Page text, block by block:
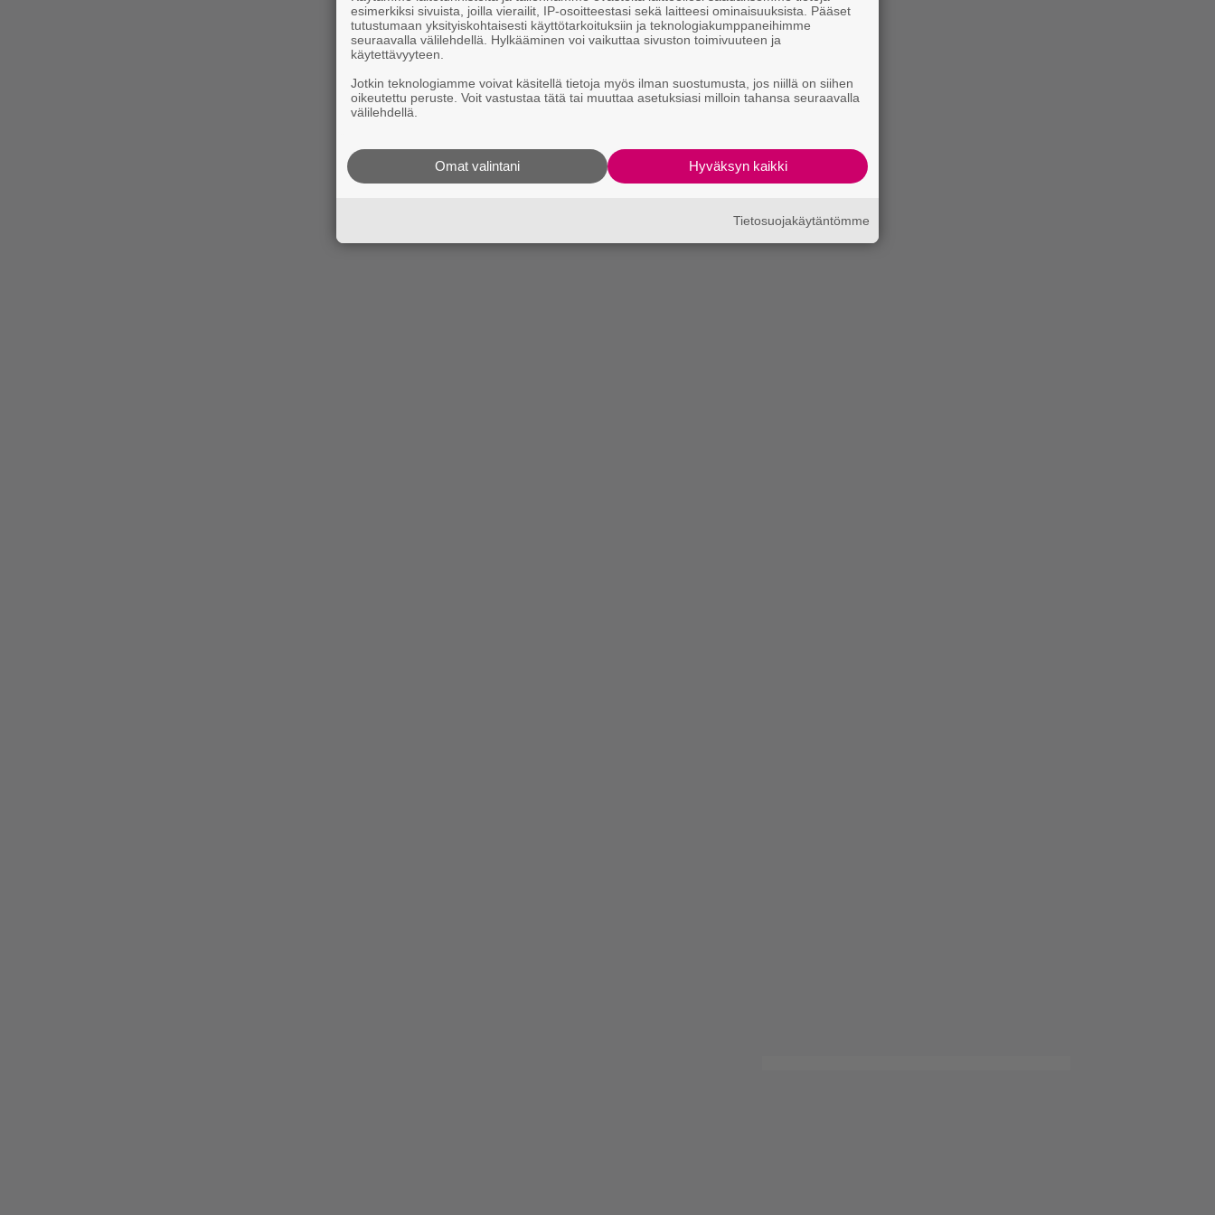
esimerkiksi sivuista, joilla vierailit, IP-osoitteestasi sekä laitteesi ominaisuuksista. Pääset
tutustumaan yksityiskohtaisesti käyttötarkoituksiin ja teknologiakumppaneihimme
seuraavalla välilehdellä. Hylkääminen voi vaikuttaa sivuston toimivuuteen ja
käytettävyyteen.
Jotkin teknologiamme voivat käsitellä tietoja myös ilman suostumusta, jos niillä on siihen
oikeutettu peruste. Voit vastustaa tätä tai muuttaa asetuksiasi milloin tahansa seuraavalla
välilehdellä.
Hyväksyn kaikki
Omat valintani
Tietosuojakäytäntömme